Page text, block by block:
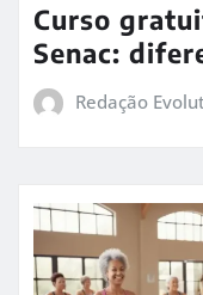
Curso
Senac:
Redação